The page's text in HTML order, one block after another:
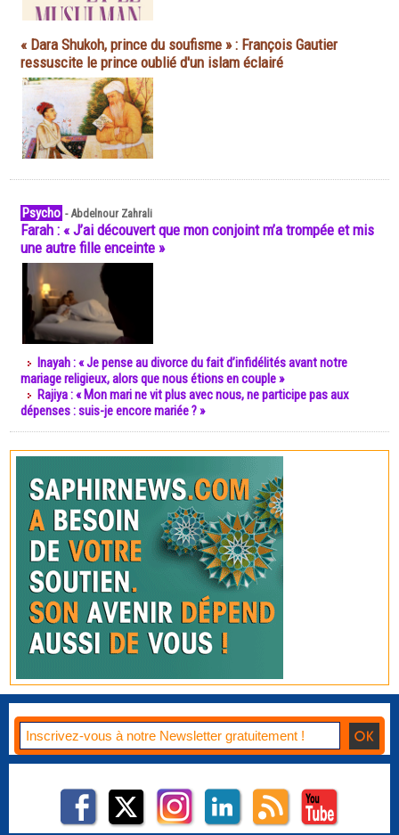
« Dara Shukoh, prince du soufisme » : François Gautier
ressuscite le prince oublié d'un islam éclairé
Psycho -Abdelnour Zahrali
Farah : « J’ai découvert que mon conjoint m’a trompée et mis
une autre fille enceinte »
Inayah : « Je pense au divorce du fait d’infidélités avant notre
mariage religieux, alors que nous étions en couple »
Rajiya : « Mon mari ne vit plus avec nous, ne participe pas aux
dépenses : suis-je encore mariée ? »